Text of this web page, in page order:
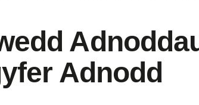
Adnodd